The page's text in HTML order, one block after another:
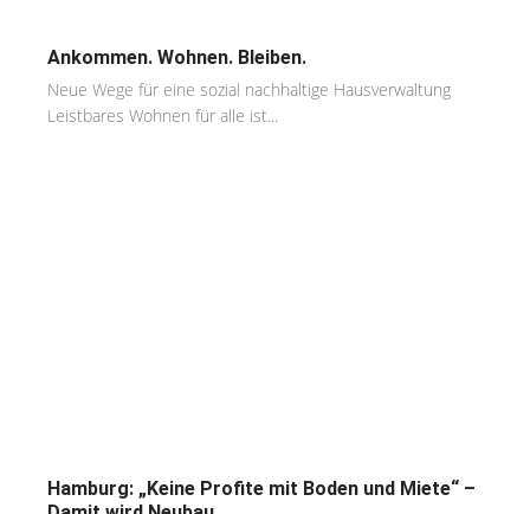
Ankommen. Wohnen. Bleiben.
Neue Wege für eine sozial nachhaltige Hausverwaltung
Leistbares Wohnen für alle ist...
Hamburg: „Keine Profite mit Boden und Miete“ –